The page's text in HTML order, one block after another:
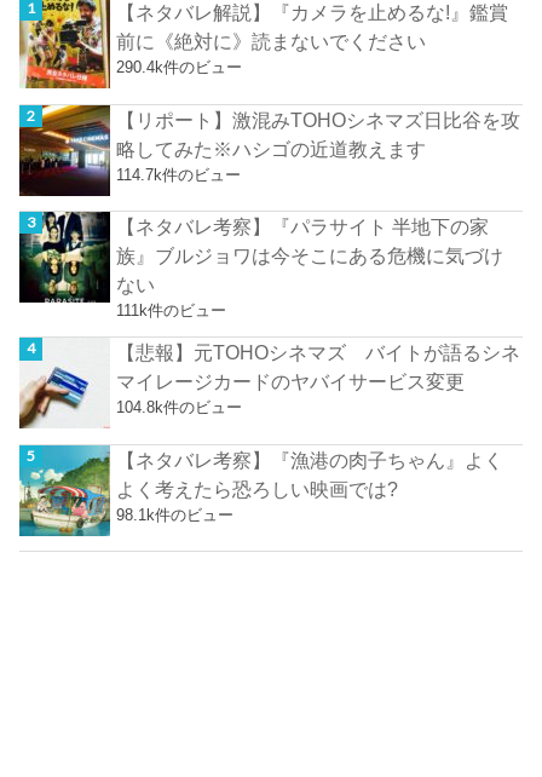
【ネタバレ解説】『カメラを止めるな!』鑑賞
前に《絶対に》読まないでください
290.4k件のビュー
【リポート】激混みTOHOシネマズ日比谷を攻
略してみた※ハシゴの近道教えます
114.7k件のビュー
【ネタバレ考察】『パラサイト 半地下の家
族』ブルジョワは今そこにある危機に気づけ
ない
111k件のビュー
【悲報】元TOHOシネマズ バイトが語るシネ
マイレージカードのヤバイサービス変更
104.8k件のビュー
【ネタバレ考察】『漁港の肉子ちゃん』よく
よく考えたら恐ろしい映画では?
98.1k件のビュー